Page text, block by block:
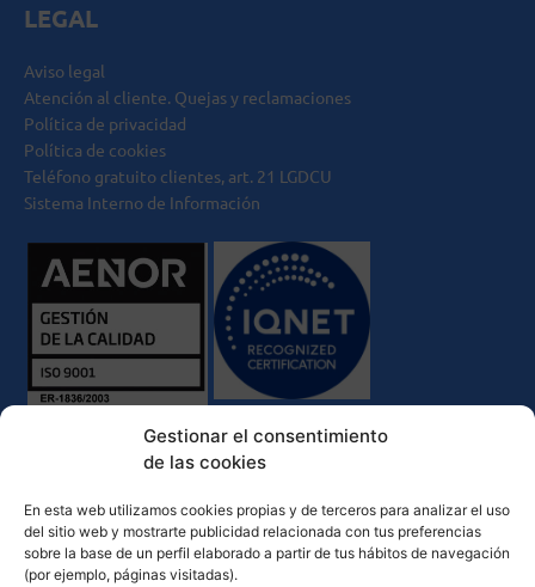
Gestionar el consentimiento
de las cookies
En esta web utilizamos cookies propias y de terceros para analizar el uso
del sitio web y mostrarte publicidad relacionada con tus preferencias
sobre la base de un perfil elaborado a partir de tus hábitos de navegación
(por ejemplo, páginas visitadas).
LEGAL
Aviso legal
Atención al cliente. Quejas y reclamaciones
Política de privacidad
Política de cookies
Teléfono gratuito clientes, art. 21 LGDCU
Sistema Interno de Información